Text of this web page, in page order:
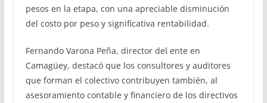
pesos en la etapa, con una apreciable disminución
del costo por peso y significativa rentabilidad.
Fernando Varona Peña, director del ente en
Camagüey, destacó que los consultores y auditores
que forman el colectivo contribuyen también, al
asesoramiento contable y financiero de los directivos